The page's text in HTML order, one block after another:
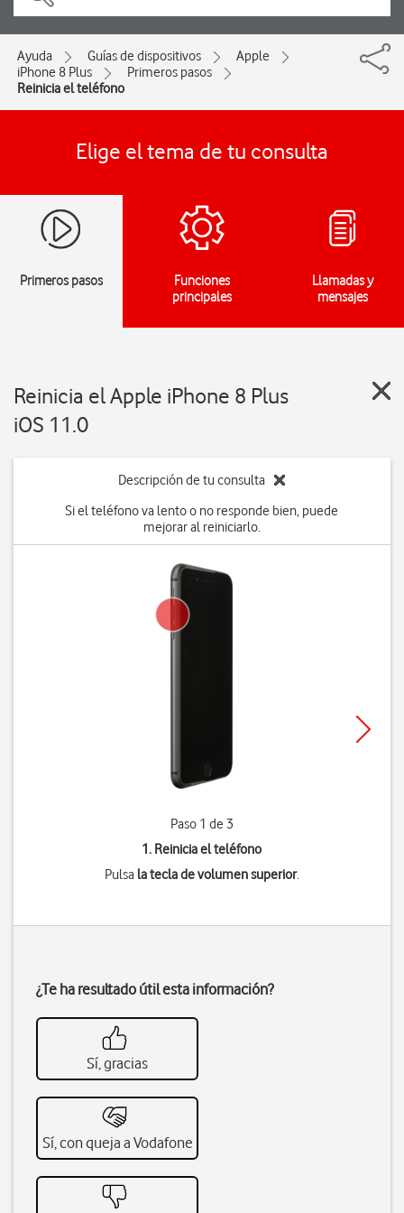
Ayuda Guías de dispositivos
Apple
iPhone 8 Plus
Primeros pasos
Reinicia el teléfono
Elige el tema de tu consulta
Primeros pasos
Funciones
principales
Llamadas y
mensajes
Reinicia el Apple iPhone 8 Plus
iOS 11.0
Descripción de tu consulta
Si el teléfono va lento o no responde bien, puede
mejorar al reiniciarlo.
Paso 1 de 3
1. Reinicia el teléfono
Pulsa la tecla de volumen superior.
¿Te ha resultado útil esta información?
Sí, gracias
Sí, con queja a Vodafone